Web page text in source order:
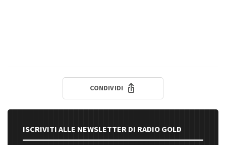
CONDIVIDI
ISCRIVITI ALLE NEWSLETTER DI RADIO GOLD